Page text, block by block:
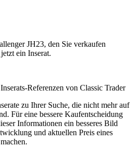
JH23, den Sie verkaufen
ein Inserat.
Referenzen von Classic Trader
zu Ihrer Suche, die nicht mehr auf
Für eine bessere Kaufentscheidung
Informationen ein besseres Bild
und aktuellen Preis eines